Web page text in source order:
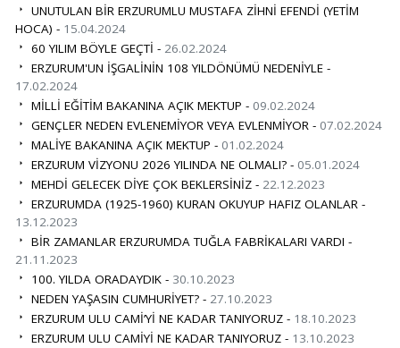
UNUTULAN BİR ERZURUMLU MUSTAFA ZİHNİ EFENDİ (YETİM
HOCA) - 15.04.2024
60 YILIM BÖYLE GEÇTİ - 26.02.2024
ERZURUM'UN İŞGALİNİN 108 YILDÖNÜMÜ NEDENİYLE -
17.02.2024
MİLLİ EĞİTİM BAKANINA AÇIK MEKTUP - 09.02.2024
GENÇLER NEDEN EVLENEMİYOR VEYA EVLENMİYOR - 07.02.2024
MALİYE BAKANINA AÇIK MEKTUP - 01.02.2024
ERZURUM VİZYONU 2026 YILINDA NE OLMALI? - 05.01.2024
MEHDİ GELECEK DİYE ÇOK BEKLERSİNİZ - 22.12.2023
ERZURUMDA (1925-1960) KURAN OKUYUP HAFIZ OLANLAR -
13.12.2023
BİR ZAMANLAR ERZURUMDA TUĞLA FABRİKALARI VARDI -
21.11.2023
100. YILDA ORADAYDIK - 30.10.2023
NEDEN YAŞASIN CUMHURİYET? - 27.10.2023
ERZURUM ULU CAMİ’Yİ NE KADAR TANIYORUZ - 18.10.2023
ERZURUM ULU CAMİYİ NE KADAR TANIYORUZ - 13.10.2023